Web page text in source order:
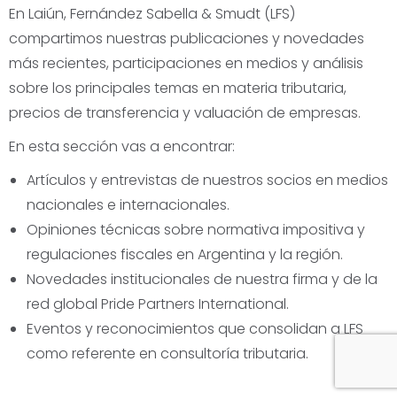
En Laiún, Fernández Sabella & Smudt (LFS)
compartimos nuestras publicaciones y novedades
más recientes, participaciones en medios y análisis
sobre los principales temas en materia tributaria,
precios de transferencia y valuación de empresas.
En esta sección vas a encontrar:
Artículos y entrevistas de nuestros socios en medios
nacionales e internacionales.
Opiniones técnicas sobre normativa impositiva y
regulaciones fiscales en Argentina y la región.
Novedades institucionales de nuestra firma y de la
red global Pride Partners International.
Eventos y reconocimientos que consolidan a LFS
como referente en consultoría tributaria.